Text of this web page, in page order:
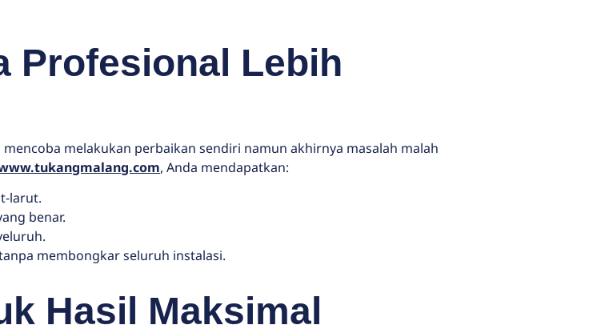
Profesional Lebih
melakukan perbaikan sendiri namun akhirnya masalah malah
, Anda mendapatkan:
larut.
benar.
membongkar seluruh instalasi.
Hasil Maksimal